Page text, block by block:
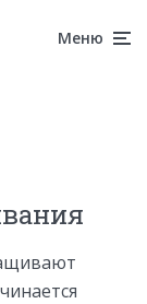
Меню